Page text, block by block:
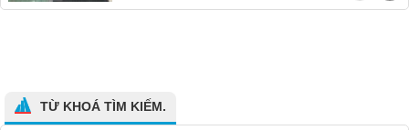
TỪ KHOÁ TÌM KIẾM.